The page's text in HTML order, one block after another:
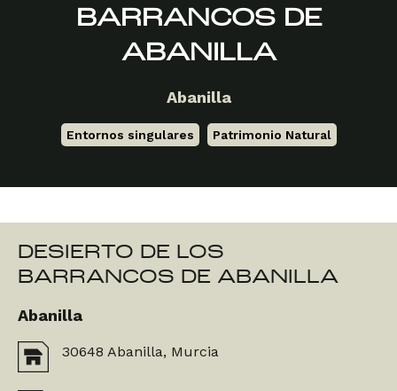
BARRANCOS DE
ABANILLA
Abanilla
Entornos singulares Patrimonio Natural
DESIERTO DE LOS
BARRANCOS DE ABANILLA
Abanilla
30648 Abanilla, Murcia